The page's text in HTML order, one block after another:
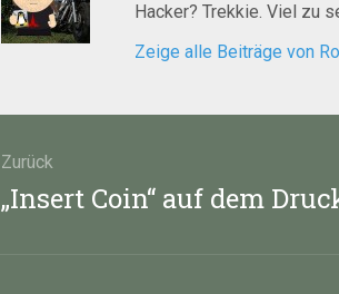
Hacker? Trekkie. Viel zu
Zeige alle Beiträge von
Zurück
Vorheriger
Beitrag:
„Insert Coin“ auf dem